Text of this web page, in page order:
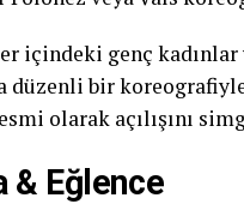
içindeki genç
düzenli bir
olarak açılışını
& Eğlence